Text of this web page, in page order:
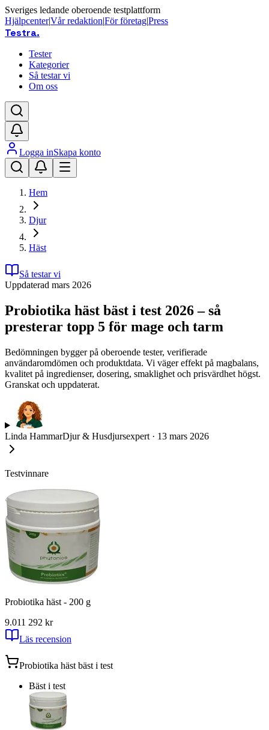
Sveriges ledande oberoende testplattform
Hjälpcenter|Vår redaktion|För företag|Press
Testra.
Tester
Kategorier
Så testar vi
Om oss
Logga inSkapa konto
Hem
Djur
Häst
Så testar vi
Uppdaterad mars 2026
Probiotika häst bäst i test 2026 – så
presterar topp 5 för mage och tarm
Bedömningen bygger på oberoende tester, verifierade
användaromdömen och produktdata. Vi väger effekt på magbalans,
kvalitet på ingredienser, dosering, smaklighet och prisvärdhet högst.
Granskat och uppdaterat.
Linda HammarDjur & Husdjursexpert · 13 mars 2026
Testvinnare
Probiotika häst - 200 g
9.011 292 kr
Läs recension
Probiotika häst bäst i test
Bäst i test